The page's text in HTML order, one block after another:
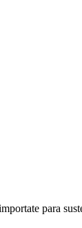
para